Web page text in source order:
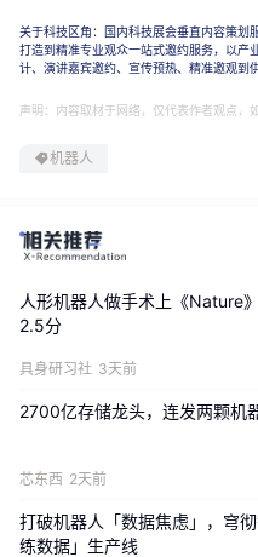
关于科技区角：国内科技展会垂直内容策划
打造到精准专业观众一站式邀约服务，以产
计、演讲嘉宾邀约、宣传预热、精准邀观到
声明：内容取材于网络，仅代表作者观点，
机器人
人形机器人做手术上《Nature
2.5分
具身研习社 3天前
2700亿存储龙头，连发两颗机
芯东西 2天前
打破机器人「数据焦虑」，穹
练数据」生产线